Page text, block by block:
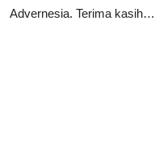
Advernesia. Terima kasih…